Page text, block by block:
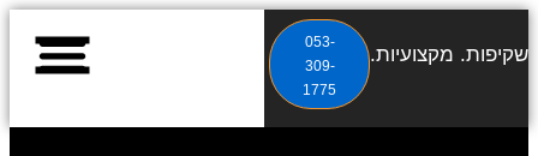
שקיפות. מקצועיות. תוצאות.
053-
309-
1775